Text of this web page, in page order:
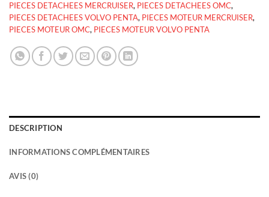
PIECES DETACHEES MERCRUISER, PIECES DETACHEES OMC,
PIECES DETACHEES VOLVO PENTA, PIECES MOTEUR MERCRUISER,
PIECES MOTEUR OMC, PIECES MOTEUR VOLVO PENTA
DESCRIPTION
INFORMATIONS COMPLÉMENTAIRES
AVIS (0)